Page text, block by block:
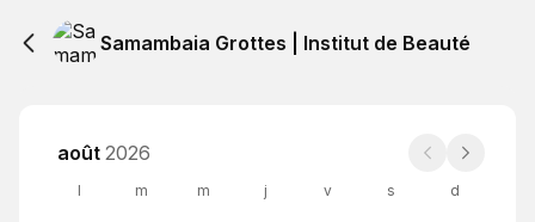
Samambaia Grottes | Institut de Beauté
août 2026
l m m j v s d